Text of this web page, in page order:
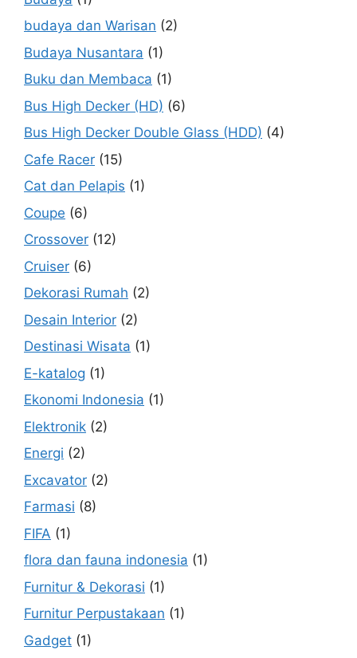
budaya dan Warisan (2)
Budaya Nusantara (1)
Buku dan Membaca (1)
Bus High Decker (HD) (6)
Bus High Decker Double Glass (HDD) (4)
Cafe Racer (15)
Cat dan Pelapis (1)
Coupe (6)
Crossover (12)
Cruiser (6)
Dekorasi Rumah (2)
Desain Interior (2)
Destinasi Wisata (1)
E-katalog (1)
Ekonomi Indonesia (1)
Elektronik (2)
Energi (2)
Excavator (2)
Farmasi (8)
FIFA (1)
flora dan fauna indonesia (1)
Furnitur & Dekorasi (1)
Furnitur Perpustakaan (1)
Gadget (1)